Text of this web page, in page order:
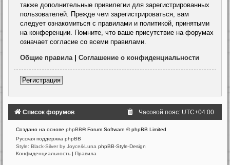
также дополнительные привилегии для зарегистрированных
пользователей. Прежде чем зарегистрироваться, вам
следует ознакомиться с правилами и политикой, принятыми
на конференции. Помните, что ваше присутствие на форумах
означает согласие со всеми правилами.
Общие правила| Соглашение о конфиденциальности
Регистрация
Список форумов Часовой пояс: UTC+04:00
Создано на основе phpBB® Forum Software © phpBB Limited
Русская поддержка phpBB
Style: Black-Silver by Joyce&Luna phpBB-Style-Design
Конфиденциальность
Правила